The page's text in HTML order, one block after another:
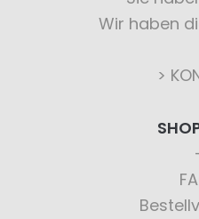
Wir haben
>